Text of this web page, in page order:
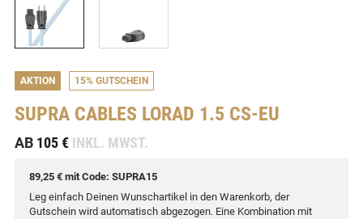
AKTION 15% GUTSCHEIN
SUPRA CABLES LORAD 1.5 CS-EU
AB 105 € INKL. MWST.
89,25 € mit Code: SUPRA15
Leg einfach Deinen Wunschartikel in den Warenkorb, der
Gutschein wird automatisch abgezogen. Eine Kombination mit